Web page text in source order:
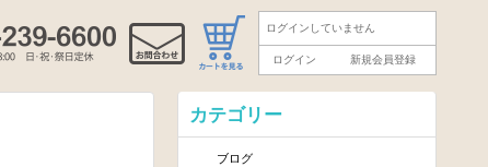
ログインしていません
ログイン 新規会員登録
カテゴリー
ブログ